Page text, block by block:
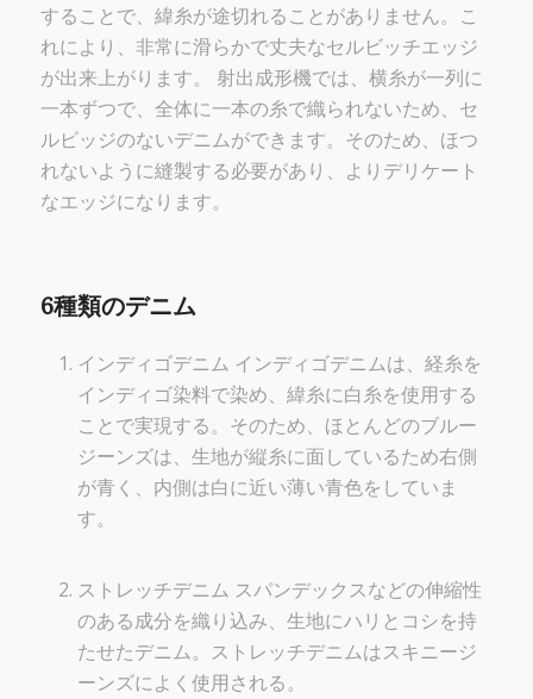
することで、緯糸が途切れることがありません。こ
れにより、非常に滑らかで丈夫なセルビッチエッジ
が出来上がります。
射出成形機では、横糸が一列に
一本ずつで、全体に一本の糸で織られないため、セ
ルビッジのないデニムができます。そのため、ほつ
れないように縫製する必要があり、よりデリケート
なエッジになります。
6種類のデニム
インディゴデニム インディゴデニムは、経糸を
インディゴ染料で染め、緯糸に白糸を使用する
ことで実現する。そのため、ほとんどのブルー
ジーンズは、生地が縦糸に面しているため右側
が青く、内側は白に近い薄い青色をしていま
す。
ストレッチデニム スパンデックスなどの伸縮性
のある成分を織り込み、生地にハリとコシを持
たせたデニム。ストレッチデニムはスキニージ
ーンズによく使用される。